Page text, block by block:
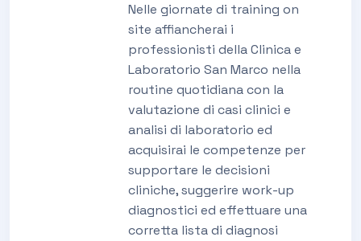
Nelle giornate di training on
site affiancherai i
professionisti della Clinica e
Laboratorio San Marco nella
routine quotidiana con la
valutazione di casi clinici e
analisi di laboratorio ed
acquisirai le competenze per
supportare le decisioni
cliniche, suggerire work-up
diagnostici ed effettuare una
corretta lista di diagnosi